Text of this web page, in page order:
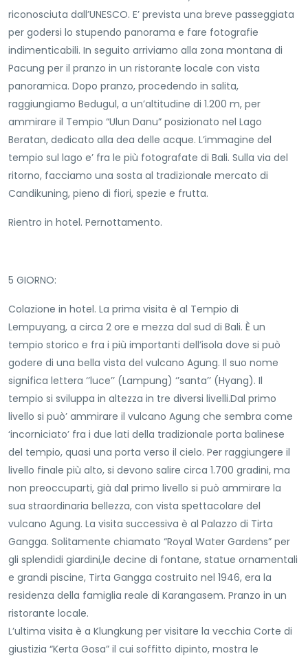
riconosciuta dall’UNESCO. E’ prevista una breve passeggiata
per godersi lo stupendo panorama e fare fotografie
indimenticabili. In seguito arriviamo alla zona montana di
Pacung per il pranzo in un ristorante locale con vista
panoramica. Dopo pranzo, procedendo in salita,
raggiungiamo Bedugul, a un’altitudine di 1.200 m, per
ammirare il Tempio “Ulun Danu” posizionato nel Lago
Beratan, dedicato alla dea delle acque. L’immagine del
tempio sul lago e’ fra le più fotografate di Bali. Sulla via del
ritorno, facciamo una sosta al tradizionale mercato di
Candikuning, pieno di fiori, spezie e frutta.
Rientro in hotel. Pernottamento.
5 GIORNO:
Colazione in hotel. La prima visita è al Tempio di
Lempuyang, a circa 2 ore e mezza dal sud di Bali. È un
tempio storico e fra i più importanti dell’isola dove si può
godere di una bella vista del vulcano Agung. Il suo nome
significa lettera ‘’luce’’ (Lampung) ‘’santa’’ (Hyang). Il
tempio si sviluppa in altezza in tre diversi livelli.Dal primo
livello si può’ ammirare il vulcano Agung che sembra come
‘incorniciato’ fra i due lati della tradizionale porta balinese
del tempio, quasi una porta verso il cielo. Per raggiungere il
livello finale più alto, si devono salire circa 1.700 gradini, ma
non preoccuparti, già dal primo livello si può ammirare la
sua straordinaria bellezza, con vista spettacolare del
vulcano Agung. La visita successiva è al Palazzo di Tirta
Gangga. Solitamente chiamato “Royal Water Gardens” per
gli splendidi giardini,le decine di fontane, statue ornamentali
e grandi piscine, Tirta Gangga costruito nel 1946, era la
residenza della famiglia reale di Karangasem. Pranzo in un
ristorante locale.
L’ultima visita è a Klungkung per visitare la vecchia Corte di
giustizia “Kerta Gosa” il cui soffitto dipinto, mostra le